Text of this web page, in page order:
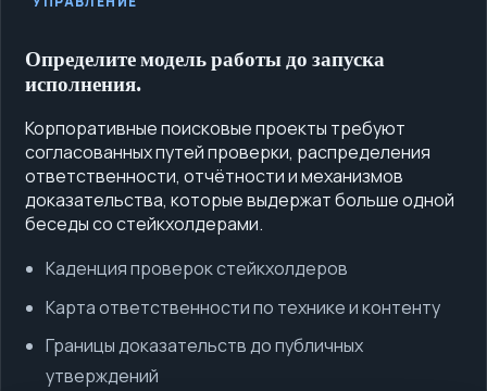
Определите модель работы до запуска
исполнения.
Корпоративные поисковые проекты требуют
согласованных путей проверки, распределения
ответственности, отчётности и механизмов
доказательства, которые выдержат больше одной
беседы со стейкхолдерами.
Каденция проверок стейкхолдеров
Карта ответственности по технике и контенту
Границы доказательств до публичных
утверждений